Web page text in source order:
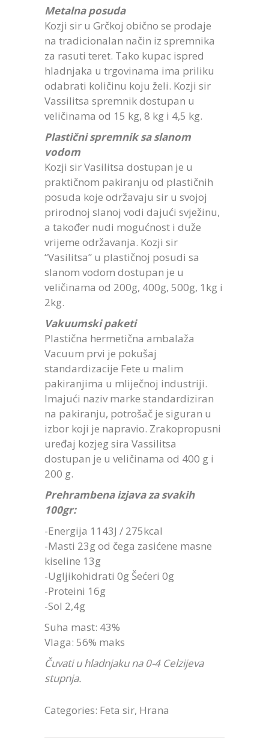
Metalna posuda
Kozji sir u Grčkoj obično se prodaje
na tradicionalan način iz spremnika
za rasuti teret. Tako kupac ispred
hladnjaka u trgovinama ima priliku
odabrati količinu koju želi. Kozji sir
Vassilitsa spremnik dostupan u
veličinama od 15 kg, 8 kg i 4,5 kg.
Plastični spremnik sa slanom
vodom
Kozji sir Vasilitsa dostupan je u
praktičnom pakiranju od plastičnih
posuda koje održavaju sir u svojoj
prirodnoj slanoj vodi dajući svježinu,
a također nudi mogućnost i duže
vrijeme održavanja. Kozji sir
“Vasilitsa” u plastičnoj posudi sa
slanom vodom dostupan je u
veličinama od 200g, 400g, 500g, 1kg i
2kg.
Vakuumski paketi
Plastična hermetična ambalaža
Vacuum prvi je pokušaj
standardizacije Fete u malim
pakiranjima u mliječnoj industriji.
Imajući naziv marke standardiziran
na pakiranju, potrošač je siguran u
izbor koji je napravio. Zrakopropusni
uređaj kozjeg sira Vassilitsa
dostupan je u veličinama od 400 g i
200 g.
Prehrambena izjava za svakih
100gr:
-Energija 1143J / 275kcal
-Masti 23g od čega zasićene masne
kiseline 13g
-Ugljikohidrati 0g Šećeri 0g
-Proteini 16g
-Sol 2,4g
Suha mast: 43%
Vlaga: 56% maks
Čuvati u hladnjaku na 0-4 Celzijeva
stupnja.
Categories: Feta sir, Hrana